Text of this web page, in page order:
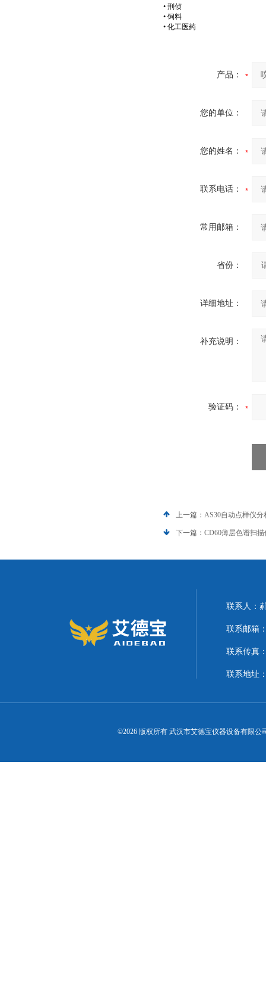
• 刑侦
• 饲料
• 化工医药
产品：
您的单位：
您的姓名：
联系电话：
常用邮箱：
省份：
详细地址：
补充说明：
验证码：
上一篇： AS30自动点样仪分
下一篇： CD60薄层色谱扫
联系人：
联系邮箱
联系传真
联系地址
©2026 版权所有 武汉市艾德宝仪器设备有限公